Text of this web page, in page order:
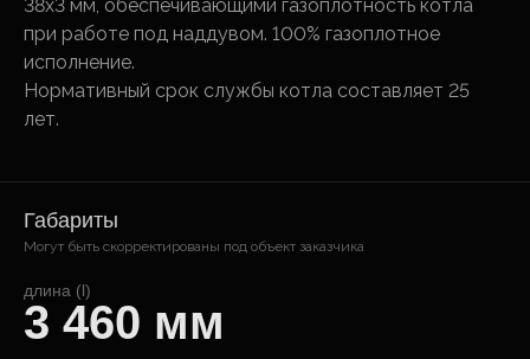
38х3 мм, обеспечивающими газоплотность котла
при работе под наддувом. 100% газоплотное
исполнение.
Нормативный срок службы котла составляет 25
лет.
Габариты
Могут быть скорректированы под объект заказчика
3 460 мм
длина (l)